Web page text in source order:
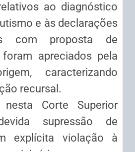
ao diagnóstico
e às declarações
com proposta de
apreciados pela
caracterizando
recursal.
Corte Superior
supressão de
explícita violação à